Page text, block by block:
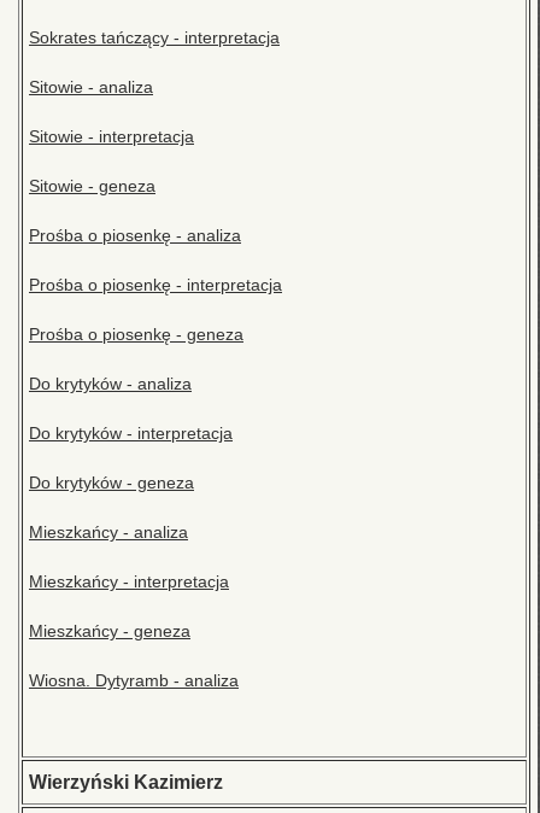
Sokrates tańczący - interpretacja
Sitowie - analiza
Sitowie - interpretacja
Sitowie - geneza
Prośba o piosenkę - analiza
Prośba o piosenkę - interpretacja
Prośba o piosenkę - geneza
Do krytyków - analiza
Do krytyków - interpretacja
Do krytyków - geneza
Mieszkańcy - analiza
Mieszkańcy - interpretacja
Mieszkańcy - geneza
Wiosna. Dytyramb - analiza
Wierzyński Kazimierz